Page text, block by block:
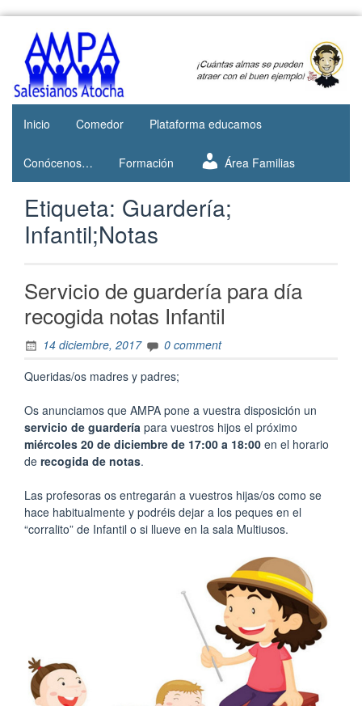
contentAMPA
Salesianos
Atocha
Web del
AMPA del
Colegio
Salesianos
de Atocha
Inicio
Comedor Plataforma educamos
Conócenos… Formación Área Familias
Etiqueta: Guardería;
Infantil;Notas
Servicio de guardería para día
recogida notas Infantil
14 diciembre, 2017
0 comment
Queridas/os madres y padres;
Os anunciamos que AMPA pone a vuestra disposición un
servicio de guardería para vuestros hijos el próximo
miércoles 20 de diciembre de 17:00 a 18:00 en el horario
de recogida de notas.
Las profesoras os entregarán a vuestros hijas/os como se
hace habitualmente y podréis dejar a los peques en el
“corralito” de Infantil o si llueve en la sala Multiusos.